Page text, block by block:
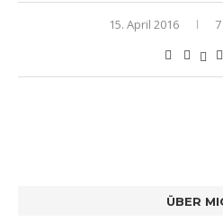
15. April 2016
ÜBER